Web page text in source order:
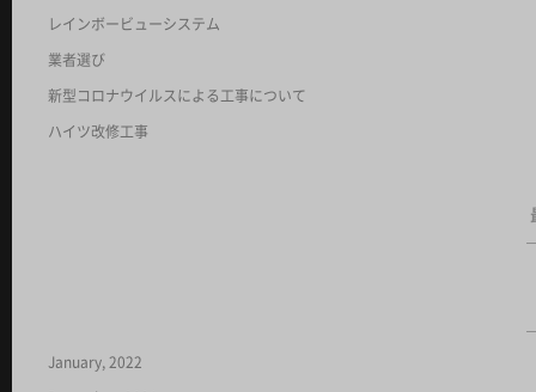
レインボービューシステム
業者選び
新型コロナウイルスによる工事について
ハイツ改修工事
January, 2022